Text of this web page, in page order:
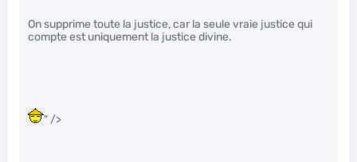
On supprime toute la justice, car la seule vraie justice qui
compte est uniquement la justice divine.
" />